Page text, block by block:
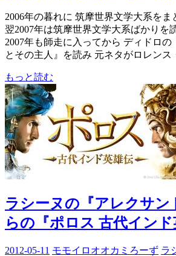
2006年の暮れに 筑摩世界文学大系を
翌2007年は筑摩世界文学大系ばかりを
2007年も師走に入ってから ディドロの
とその主人』を読み 元ネタがロレン
もっと読む
ラシーヌの『アレクサン
らの『ポロス 古代インド
2012-05-11 モモイロオオカミろーず ラ